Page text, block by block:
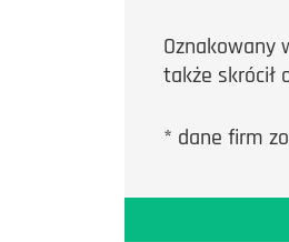
Oznakowany
także skrócił
* dane firm